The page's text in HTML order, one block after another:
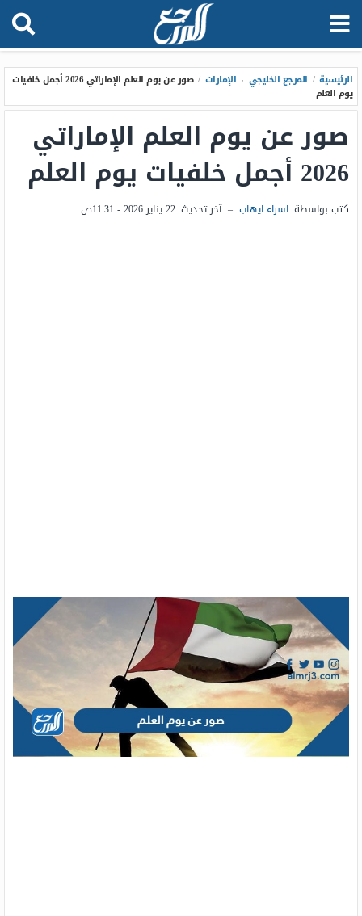
الرئيسية / المرجع الخليجي ، الإمارات /
صور عن يوم العلم الإماراتي 2026 أجمل خلفيات
يوم العلم
صور عن يوم العلم الإماراتي
2026 أجمل خلفيات يوم العلم
كتب بواسطة: اسراء ايهاب – آخر تحديث: 22 يناير 2026 - 11:31ص